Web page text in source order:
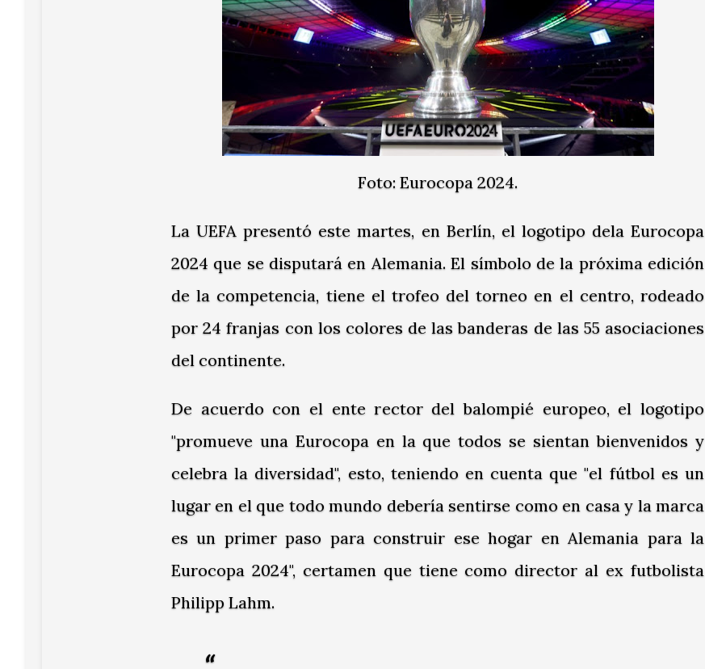
Foto: Eurocopa 2024.
La UEFA presentó este martes, en Berlín, el logotipo dela Eurocopa
2024 que se disputará en Alemania. El símbolo de la próxima edición
de la competencia, tiene el trofeo del torneo en el centro, rodeado
por 24 franjas con los colores de las banderas de las 55 asociaciones
del continente.
De acuerdo con el ente rector del balompié europeo, el logotipo
"promueve una Eurocopa en la que todos se sientan bienvenidos y
celebra la diversidad", esto, teniendo en cuenta que "el fútbol es un
lugar en el que todo mundo debería sentirse como en casa y la marca
es un primer paso para construir ese hogar en Alemania para la
Eurocopa 2024", certamen que tiene como director al ex futbolista
Philipp Lahm.